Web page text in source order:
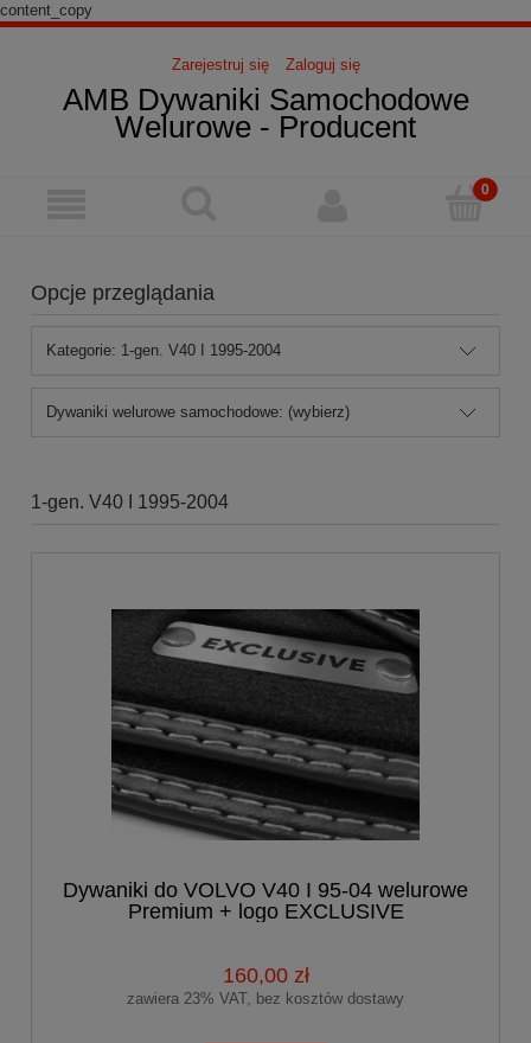
content_copy
Zarejestruj się Zaloguj się
AMB Dywaniki Samochodowe
Welurowe - Producent
Opcje przeglądania
Kategorie: 1-gen. V40 I 1995-2004
Dywaniki welurowe samochodowe: (wybierz)
1-gen. V40 I 1995-2004
Dywaniki do VOLVO V40 I 95-04 welurowe
Premium + logo EXCLUSIVE
160,00 zł
zawiera 23% VAT, bez kosztów dostawy